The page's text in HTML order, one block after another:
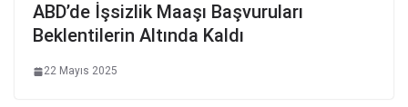
ABD’de İşsizlik Maaşı Başvuruları
Beklentilerin Altında Kaldı
22 Mayıs 2025